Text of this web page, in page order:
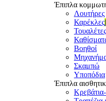
Έπιπλα
Λουτήρες
Καρέκλες
Τουαλέτες
Βοηθοί
Σκαμπώ
Υποπόδια
Έπιπλα